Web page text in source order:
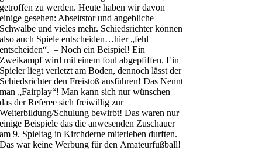
getroffen zu werden. Heute haben wir davon
einige gesehen: Abseitstor und angebliche
Schwalbe und vieles mehr. Schiedsrichter können
also auch Spiele entscheiden…hier „fehl
entscheiden“. – Noch ein Beispiel! Ein
Zweikampf wird mit einem foul abgepfiffen. Ein
Spieler liegt verletzt am Boden, dennoch lässt der
Schiedsrichter den Freistoß ausführen! Das Nennt
man „Fairplay“! Man kann sich nur wünschen
das der Referee sich freiwillig zur
Weiterbildung/Schulung bewirbt! Das waren nur
einige Beispiele das die anwesenden Zuschauer
am 9. Spieltag in Kirchderne miterleben durften.
Das war keine Werbung für den Amateurfußball!